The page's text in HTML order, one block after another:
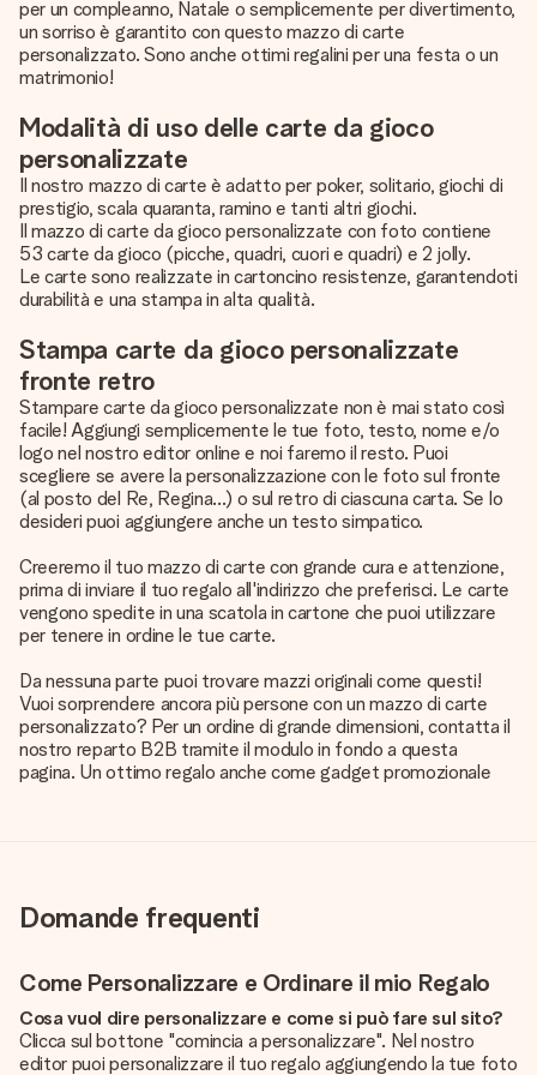
per un compleanno, Natale o semplicemente per divertimento,
un sorriso è garantito con questo mazzo di carte
personalizzato. Sono anche ottimi regalini per una festa o un
matrimonio!
Modalità di uso delle carte da gioco
personalizzate
Il nostro mazzo di carte è adatto per poker, solitario, giochi di
prestigio, scala quaranta, ramino e tanti altri giochi.
Il mazzo di carte da gioco personalizzate con foto contiene
53 carte da gioco (picche, quadri, cuori e quadri) e 2 jolly.
Le carte sono realizzate in cartoncino resistenze, garantendoti
durabilità e una stampa in alta qualità.
Stampa carte da gioco personalizzate
fronte retro
Stampare carte da gioco personalizzate non è mai stato così
facile! Aggiungi semplicemente le tue foto, testo, nome e/o
logo nel nostro editor online e noi faremo il resto. Puoi
scegliere se avere la personalizzazione con le foto sul fronte
(al posto del Re, Regina...) o sul retro di ciascuna carta. Se lo
desideri puoi aggiungere anche un testo simpatico.
Creeremo il tuo mazzo di carte con grande cura e attenzione,
prima di inviare il tuo regalo all'indirizzo che preferisci. Le carte
vengono spedite in una scatola in cartone che puoi utilizzare
per tenere in ordine le tue carte.
Da nessuna parte puoi trovare mazzi originali come questi!
Vuoi sorprendere ancora più persone con un mazzo di carte
personalizzato? Per un ordine di grande dimensioni, contatta il
nostro reparto B2B tramite il modulo in fondo a questa
pagina. Un ottimo regalo anche come gadget promozionale
Domande frequenti
Come Personalizzare e Ordinare il mio Regalo
Cosa vuol dire personalizzare e come si può fare sul sito?
Clicca sul bottone "comincia a personalizzare". Nel nostro
editor puoi personalizzare il tuo regalo aggiungendo la tue foto